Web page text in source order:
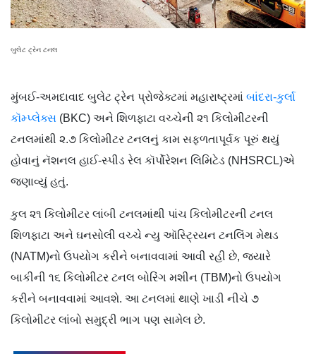
બુલેટ ટ્રેન ટનલ
મુંબઈ-અમદાવાદ બુલેટ ટ્રેન પ્રોજેક્ટમાં મહારાષ્ટ્રમાં બાંદરા-કુર્લા
કૉમ્પ્લેક્સ (BKC) અને શિળફાટા વચ્ચેની ૨૧ કિલોમીટરની
ટનલમાંથી ૨.૭ કિલોમીટર ટનલનું કામ સફળતાપૂર્વક પૂરું થયું
હોવાનું નૅશનલ હાઈ-સ્પીડ રેલ કૉર્પોરેશન લિમિટેડ (NHSRCL)એ
જણાવ્યું હતું.
કુલ ૨૧ કિલોમીટર લાંબી ટનલમાંથી પાંચ કિલોમીટરની ટનલ
શિળફાટા અને ઘનસોલી વચ્ચે ન્યુ ઑસ્ટ્રિયન ટનલિંગ મેથડ
(NATM)નો ઉપયોગ કરીને બનાવવામાં આવી રહી છે, જ્યારે
બાકીની ૧૬ કિલોમીટર ટનલ બોરિંગ મશીન (TBM)નો ઉપયોગ
કરીને બનાવવામાં આવશે. આ ટનલમાં થાણે ખાડી નીચે ૭
કિલોમીટર લાંબો સમુદ્રી ભાગ પણ સામેલ છે.